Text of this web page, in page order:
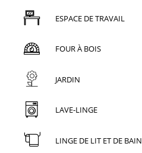
ESPACE DE TRAVAIL
FOUR À BOIS
JARDIN
LAVE-LINGE
LINGE DE LIT ET DE BAIN